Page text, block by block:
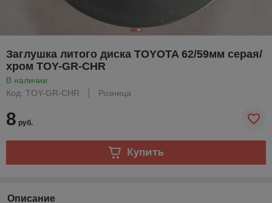
Заглушка литого диска TOYOTA 62/59мм серая/
хром TOY-GR-CHR
В наличии
Код: TOY-GR-CHR
Розница
8 руб.
Купить
Описание